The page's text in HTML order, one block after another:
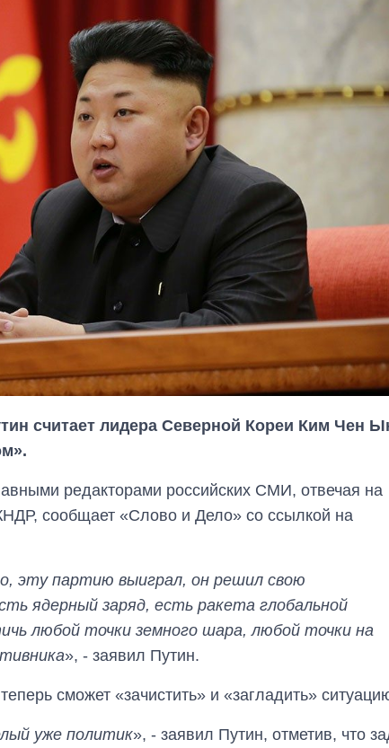
считает лидера Северной Кореи Ким Чен
редакторами российских СМИ, отвечая на
сообщает «Слово и Дело» со ссылкой на
эту партию выиграл, он решил свою
ядерный заряд, есть ракета глобальной
любой точки земного шара, любой точки на
», - заявил Путин.
сможет «зачистить» и «загладить»
уже политик», - заявил Путин, отметив, что
Как
бюджет
обороны